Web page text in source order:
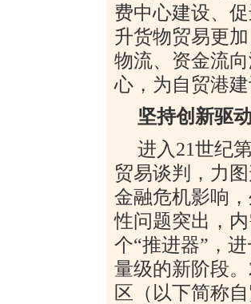
费中心建设、
升货物贸易更
物流、资金流
心，为自贸港
坚持创新驱
进入 21世纪
贸易谈判，力
金融危机影响
性问题突出，
个“推进器”，
量级的新阶段。
区（以下简称